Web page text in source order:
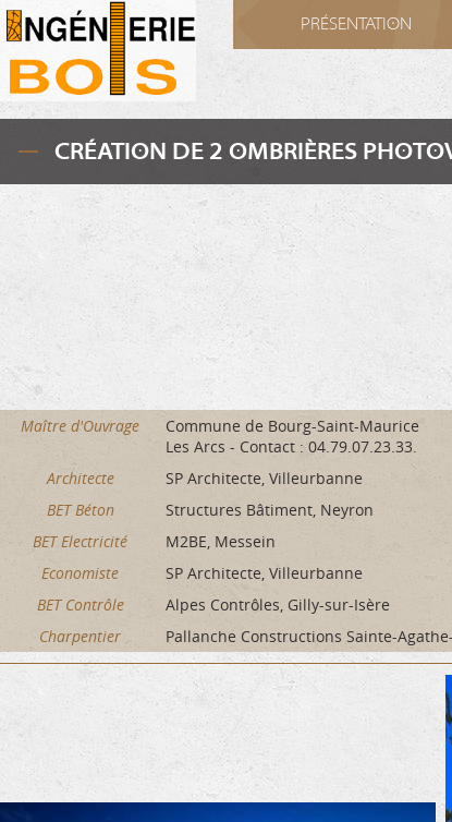
PRÉSENTATION
CRÉATION DE 2 OMBRIÈRES
Maître d'Ouvrage
Commune de Bourg-Saint-Maurice
Les Arcs - Contact : 04.79.07.23.33.
Architecte
SP Architecte, Villeurbanne
BET Béton
Structures Bâtiment, Neyron
BET Electricité
M2BE, Messein
Economiste
SP Architecte, Villeurbanne
BET Contrôle
Alpes Contrôles, Gilly-sur-Isère
Charpentier
Pallanche Constructions Sainte-
Cookies management panel